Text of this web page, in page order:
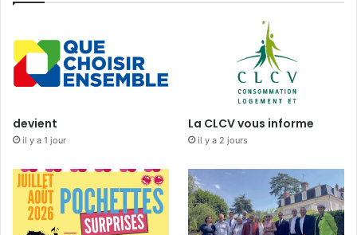
devient
il y a 1 jour
La CLCV vous informe
il y a 2 jours